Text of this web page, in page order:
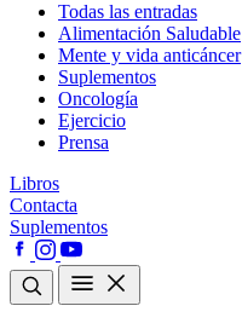
Todas las entradas
Alimentación Saludable
Mente y vida anticáncer
Suplementos
Oncología
Ejercicio
Prensa
Libros
Contacta
Suplementos